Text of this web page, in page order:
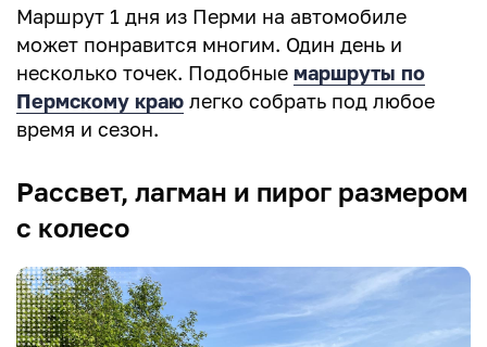
Маршрут 1 дня из Перми на автомобиле
может понравится многим. Один день и
несколько точек. Подобные маршруты по
Пермскому краю легко собрать под любое
время и сезон.
Рассвет, лагман и пирог размером
с колесо